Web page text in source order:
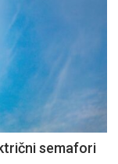
semafori